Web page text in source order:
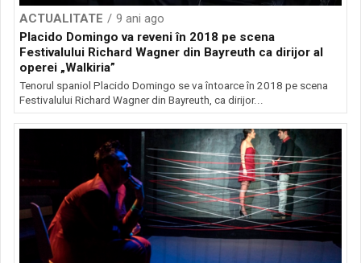
ACTUALITATE
9 ani ago
Placido Domingo va reveni în 2018 pe scena
Festivalului Richard Wagner din Bayreuth ca dirijor al
operei „Walkiria”
Tenorul spaniol Placido Domingo se va întoarce în 2018 pe scena
Festivalului Richard Wagner din Bayreuth, ca dirijor...